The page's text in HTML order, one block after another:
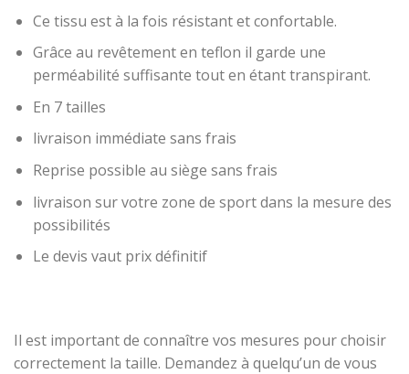
Ce tissu est à la fois résistant et confortable.
Grâce au revêtement en teflon il garde une
perméabilité suffisante tout en étant transpirant.
En 7 tailles
livraison immédiate sans frais
Reprise possible au siège sans frais
livraison sur votre zone de sport dans la mesure des
possibilités
Le devis vaut prix définitif
Il est important de connaître vos mesures pour choisir
correctement la taille. Demandez à quelqu’un de vous